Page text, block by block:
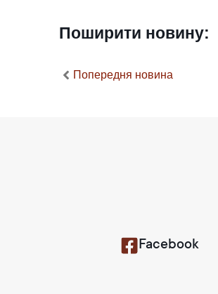
Поширити новину:
Попередня новина
Facebook